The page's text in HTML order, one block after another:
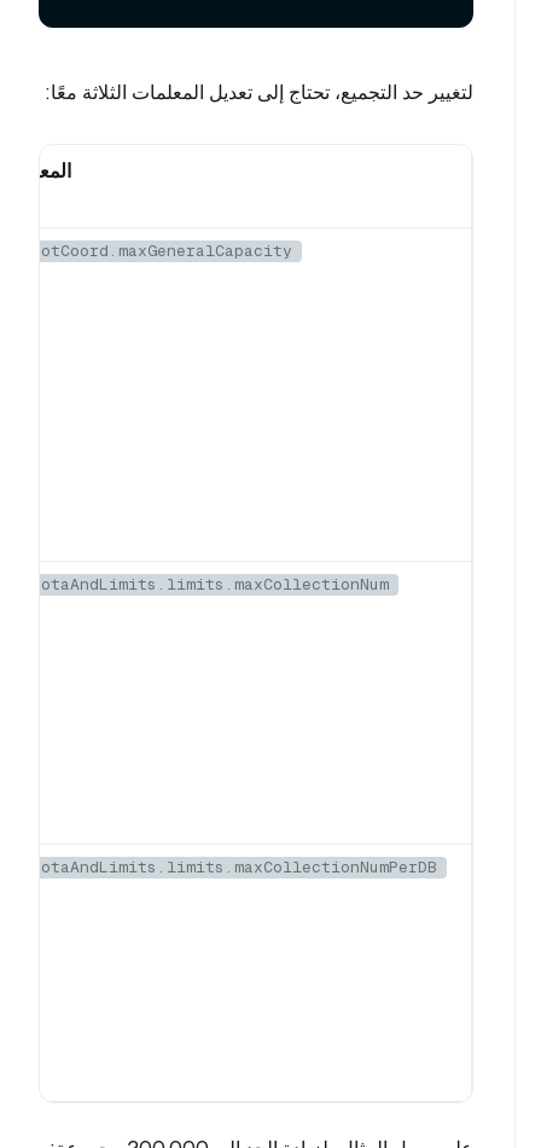
لتغيير حد التجميع، تحتاج إلى تعديل المعلمات الثلاثة معًا:
المعلمة
rootCoord.maxGeneralCapacity
quotaAndLimits.limits.maxCollectionNum
quotaAndLimits.limits.maxCollectionNumPerDB